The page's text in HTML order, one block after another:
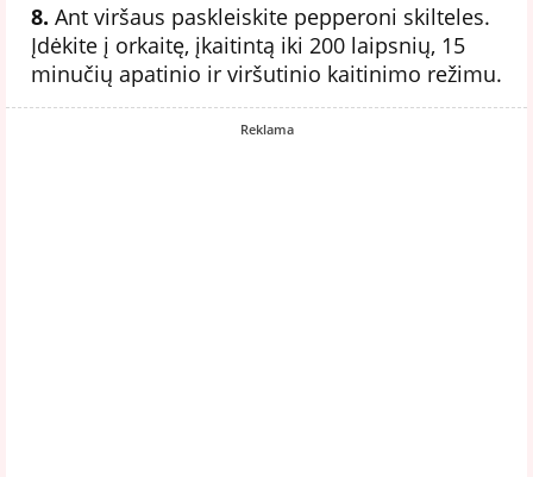
8. Ant viršaus paskleiskite pepperoni skilteles.
Įdėkite į orkaitę, įkaitintą iki 200 laipsnių, 15
minučių apatinio ir viršutinio kaitinimo režimu.
Reklama